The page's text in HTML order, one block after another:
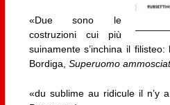
«Due sono le
costruzioni cui più
suinamente s’inchina il
Bordiga, Superuomo
«du sublime au ridicule il n’y